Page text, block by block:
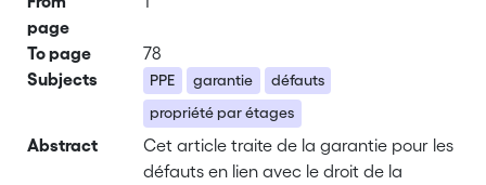
page
To page
78
Subjects
PPE garantie
défauts
propriété par étages
Abstract
Cet article traite de la garantie pour les
défauts en lien avec le droit de la